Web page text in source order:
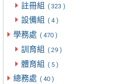
註冊組 ( 323 )
設備組 ( 4 )
學務處 ( 470 )
訓育組 ( 29 )
體育組 ( 5 )
總務處 ( 40 )